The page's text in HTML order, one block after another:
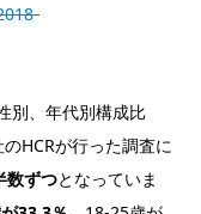
別、年代別構成比
HCRが行った調査に
数ずつとなっていま